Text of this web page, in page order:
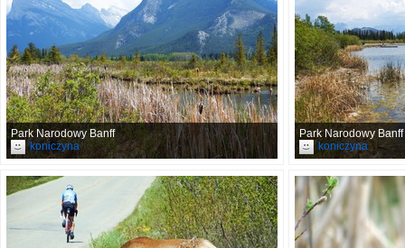
Park Narodowy Banff
koniczyna
Park Narodowy Banff
koniczyna